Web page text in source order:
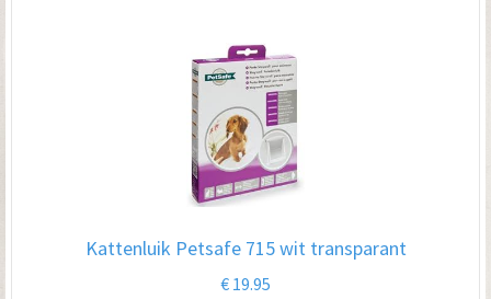
Kattenluik Petsafe 715 wit transparant
€ 19.95